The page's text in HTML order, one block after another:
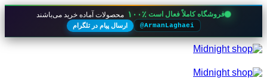
فروشگاه کاملاً فعال است ۱۰۰٪ محصولات آماده خرید می‌باشند
@ArmanLaghaei ارسال پیام در تلگرام
Skip
to